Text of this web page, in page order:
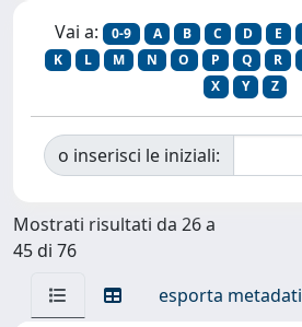
Vai a: 0-9 A B C D E
K
L M N O P Q R
X
Y Z
o inserisci le iniziali:
Mostrati risultati da 26 a
45 di 76
esporta metadati